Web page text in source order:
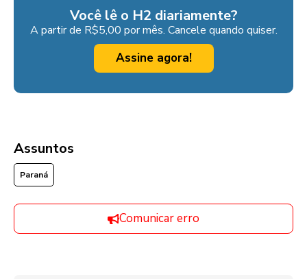
Você lê o H2 diariamente?
A partir de R$5,00 por mês. Cancele quando quiser.
Assine agora!
Assuntos
Paraná
Comunicar erro